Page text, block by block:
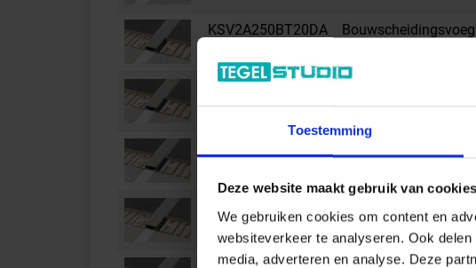
Toestemming
Deze website maakt gebruik van cookies
We gebruiken cookies om content en
websiteverkeer te analyseren. Ook
media, adverteren en analyse. Deze
KSV2A250BT20DA
KSV2A110BT20FG